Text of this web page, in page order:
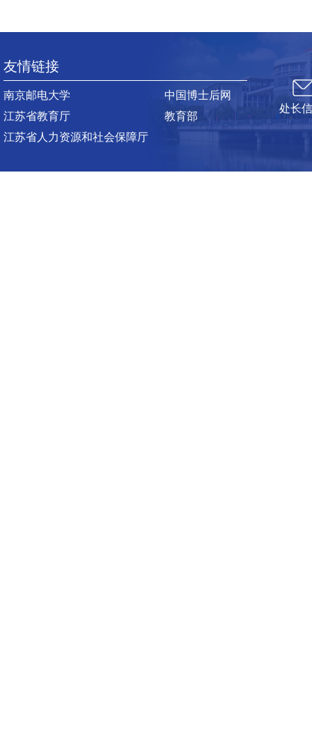
友情链接
南京邮电大学
江苏省教育厅
江苏省人力资源和社会保障厅
中国博士后网
教育部
处长